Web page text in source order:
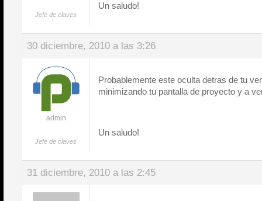
Jefe de claves
Un saludo!
30 diciembre, 2010 a las 3:26
admin
Jefe de claves
Probablemente este oculta detras de tu
minimizando tu pantalla de proyecto y a
Un saludo!
31 diciembre, 2010 a las 2:45